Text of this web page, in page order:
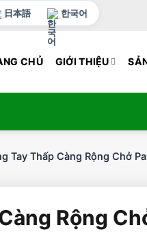
日本語 한국어
CHỦ GIỚI THIỆU
Tay Thấp Càng Rộng Chở
Rộng